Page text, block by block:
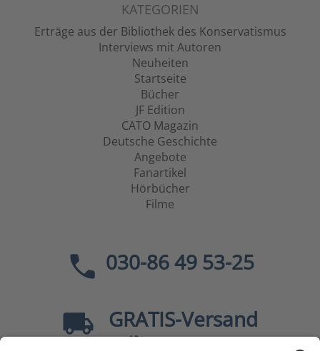
KATEGORIEN
Erträge aus der Bibliothek des Konservatismus
Interviews mit Autoren
Neuheiten
Startseite
Bücher
JF Edition
CATO Magazin
Deutsche Geschichte
Angebote
Fanartikel
Hörbücher
Filme
030-86 49 53-25
GRATIS-Versand
40